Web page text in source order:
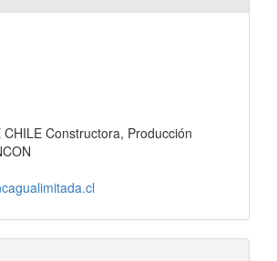
CHILE Constructora, Producción